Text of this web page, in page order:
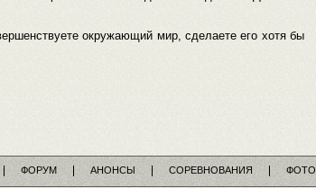
окружающий мир, сделаете его хотя бы
ФОРУМ АНОНСЫ СОРЕВНОВАНИЯ ФОТО